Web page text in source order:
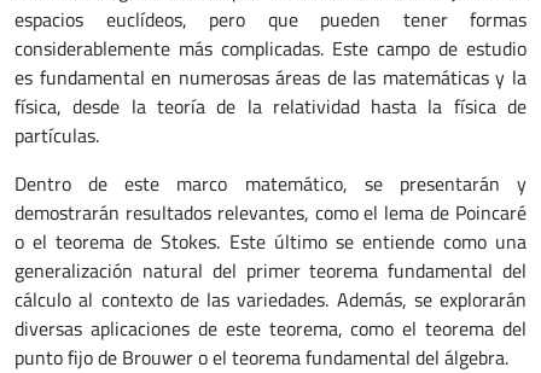
espacios euclídeos, pero que pueden tener formas
considerablemente más complicadas. Este campo de estudio
es fundamental en numerosas áreas de las matemáticas y la
física, desde la teoría de la relatividad hasta la física de
partículas.
Dentro de este marco matemático, se presentarán y
demostrarán resultados relevantes, como el lema de Poincaré
o el teorema de Stokes. Este último se entiende como una
generalización natural del primer teorema fundamental del
cálculo al contexto de las variedades. Además, se explorarán
diversas aplicaciones de este teorema, como el teorema del
punto fijo de Brouwer o el teorema fundamental del álgebra.